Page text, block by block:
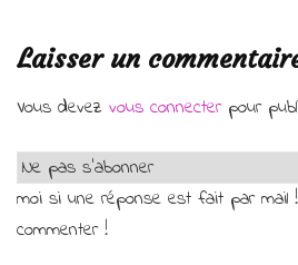
Laisser un
Vous devez vous connecterpour
moi si une réponse est fait par mail !
commenter !